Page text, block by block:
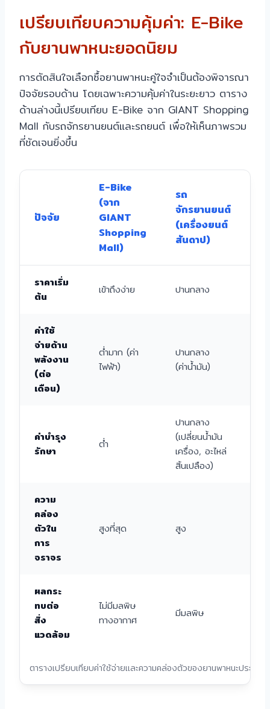
เปรียบเทียบความคุ้มค่า: E-Bike
กับยานพาหนะยอดนิยม
การตัดสินใจเลือกซื้อยานพาหนะคู่ใจจำเป็นต้องพิจารณา
ปัจจัยรอบด้าน โดยเฉพาะความคุ้มค่าในระยะยาว ตาราง
ด้านล่างนี้เปรียบเทียบ E-Bike จาก GIANT Shopping
Mall กับรถจักรยานยนต์และรถยนต์ เพื่อให้เห็นภาพรวม
ที่ชัดเจนยิ่งขึ้น
ตารางเปรียบเทียบค่าใช้จ่ายและความคล่องตัวของยานพาหนะประเภท
ปัจจัย
E-Bike
(จาก
GIANT
Shopping
Mall)
รถ
จักรยานยนต์
(เครื่องยนต์
สันดาป)
ราคาเริ่ม
ต้น
เข้าถึงง่าย ปานกลาง
ค่าใช้
จ่ายด้าน
พลังงาน
(ต่อ
เดือน)
ต่ำมาก (ค่า
ไฟฟ้า)
ปานกลาง
(ค่าน้ำมัน)
ค่าบำรุง
รักษา
ต่ำ
ปานกลาง
(เปลี่ยนน้ำมัน
เครื่อง, อะไหล่
สิ้นเปลือง)
ความ
คล่อง
ตัวใน
การ
จราจร
สูงที่สุด สูง
ผลกระ
ทบต่อ
สิ่ง
แวดล้อม
ไม่มีมลพิษ
ทางอากาศ
มีมลพิษ